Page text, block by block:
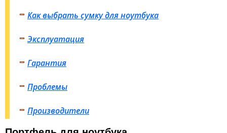
Как выбрать сумку для ноутбука
Эксплуатация
Гарантия
Проблемы
Производители